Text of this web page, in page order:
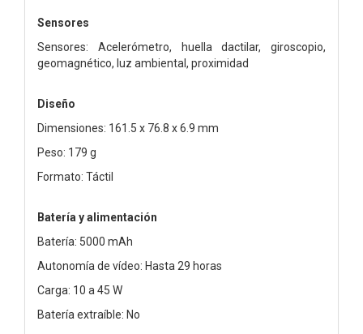
Sensores
Sensores: Acelerómetro, huella dactilar, giroscopio,
geomagnético, luz ambiental, proximidad
Diseño
Dimensiones: 161.5 x 76.8 x 6.9 mm
Peso: 179 g
Formato: Táctil
Batería y alimentación
Batería: 5000 mAh
Autonomía de vídeo: Hasta 29 horas
Carga: 10 a 45 W
Batería extraíble: No